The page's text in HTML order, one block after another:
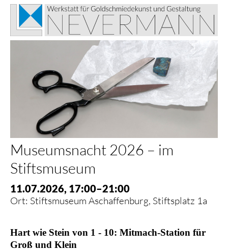
Museumsnacht 2026 – im
Stiftsmuseum
11.07.2026, 17:00–21:00
Ort: Stiftsmuseum Aschaffenburg, Stiftsplatz 1a
Hart wie Stein von 1 - 10: Mitmach-Station für
Groß und Klein